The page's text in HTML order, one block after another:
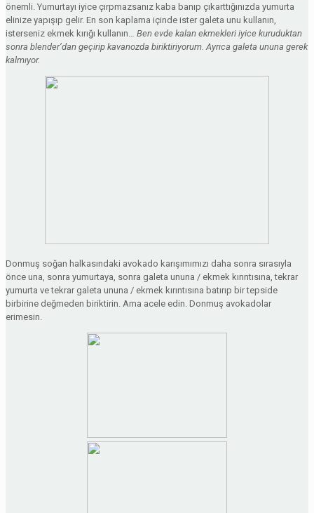
önemli. Yumurtayı iyice çırpmazsanız kaba banıp çıkarttığınızda yumurta
elinize yapışıp gelir. En son kaplama içinde ister galeta unu kullanın,
isterseniz ekmek kırığı kullanın… Ben evde kalan ekmekleri iyice kuruduktan
sonra blender’dan geçirip kavanozda biriktiriyorum. Ayrıca galeta ununa gerek
kalmıyor.
Donmuş soğan halkasındaki avokado karışımımızı daha sonra sırasıyla
önce una, sonra yumurtaya, sonra galeta ununa / ekmek kırıntısına, tekrar
yumurta ve tekrar galeta ununa / ekmek kırıntısına batırıp bir tepside
birbirine değmeden biriktirin. Ama acele edin. Donmuş avokadolar
erimesin.